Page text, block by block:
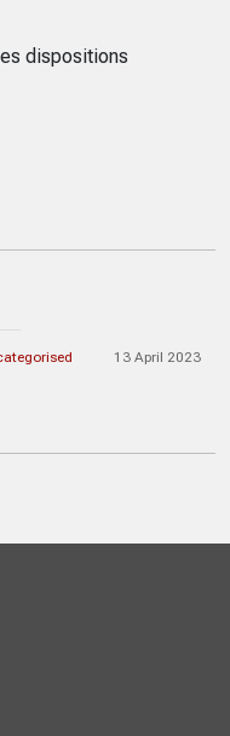
dispositions
13 April 2023